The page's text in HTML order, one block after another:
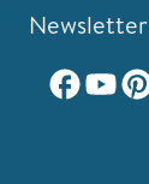
Newsletter